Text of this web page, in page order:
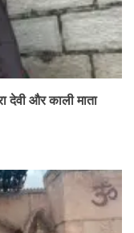
देवी और काली माता